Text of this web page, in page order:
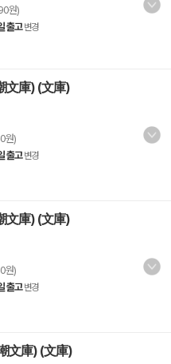
원)
출고 변경
文庫) (文庫)
원)
출고 변경
文庫) (文庫)
원)
출고 변경
文庫) (文庫)